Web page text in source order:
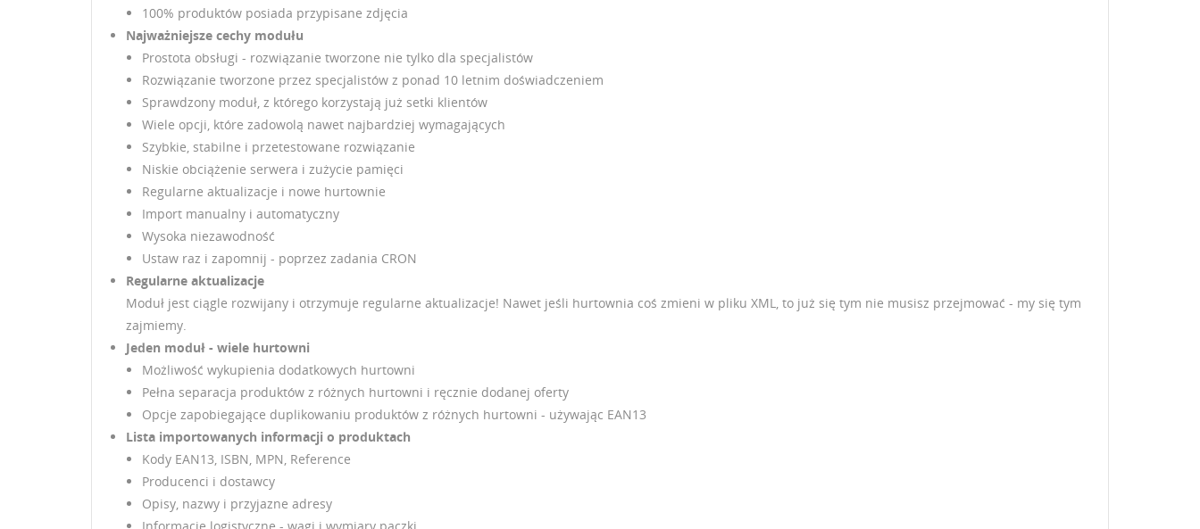
100% produktów posiada przypisane zdjęcia
Najważniejsze cechy modułu
Prostota obsługi - rozwiązanie tworzone nie tylko dla specjalistów
Rozwiązanie tworzone przez specjalistów z ponad 10 letnim doświadczeniem
Sprawdzony moduł, z którego korzystają już setki klientów
Wiele opcji, które zadowolą nawet najbardziej wymagających
Szybkie, stabilne i przetestowane rozwiązanie
Niskie obciążenie serwera i zużycie pamięci
Regularne aktualizacje i nowe hurtownie
Import manualny i automatyczny
Wysoka niezawodność
Ustaw raz i zapomnij - poprzez zadania CRON
Regularne aktualizacje
Moduł jest ciągle rozwijany i otrzymuje regularne aktualizacje! Nawet jeśli hurtownia coś zmieni w pliku XML, to już się tym nie musisz przejmować - my się tym
zajmiemy.
Jeden moduł - wiele hurtowni
Możliwość wykupienia dodatkowych hurtowni
Pełna separacja produktów z różnych hurtowni i ręcznie dodanej oferty
Opcje zapobiegające duplikowaniu produktów z różnych hurtowni - używając EAN13
Lista importowanych informacji o produktach
Kody EAN13, ISBN, MPN, Reference
Producenci i dostawcy
Opisy, nazwy i przyjazne adresy
Informacje logistyczne - wagi i wymiary paczki